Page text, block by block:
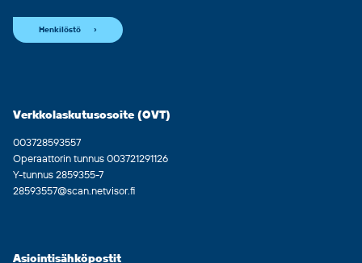
Henkilöstö
Verkkolaskutusosoite (OVT)
003728593557
Operaattorin tunnus 003721291126
Y-tunnus 2859355-7
28593557@scan.netvisor.fi
Asiointisähköpostit